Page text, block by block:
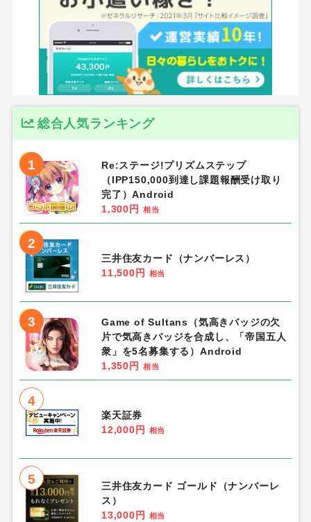
総合人気ランキング
1
Re:ステージ!プリズムステップ
（IPP150,000到達し課題報酬受け取り
完了）Android
1,300円
相当
2
三井住友カード（ナンバーレス）
11,500円
相当
3
Game of Sultans（気高きバッジの欠
片で気高きバッジを合成し、「帝国五人
衆」を5名募集する）Android
1,350円
相当
4
楽天証券
12,000円
相当
5
三井住友カード ゴールド（ナンバーレ
ス）
13,000円
相当